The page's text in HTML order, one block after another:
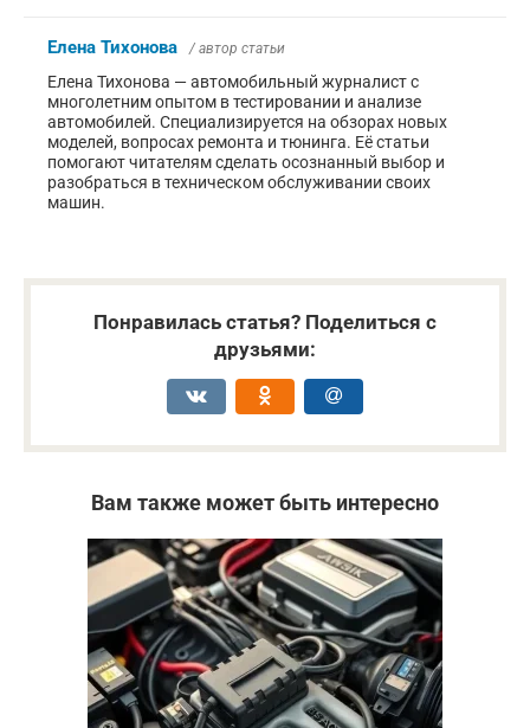
Елена Тихонова / автор статьи
Елена Тихонова — автомобильный журналист с
многолетним опытом в тестировании и анализе
автомобилей. Специализируется на обзорах новых
моделей, вопросах ремонта и тюнинга. Её статьи
помогают читателям сделать осознанный выбор и
разобраться в техническом обслуживании своих
машин.
Понравилась статья? Поделиться с
друзьями:
Вам также может быть интересно